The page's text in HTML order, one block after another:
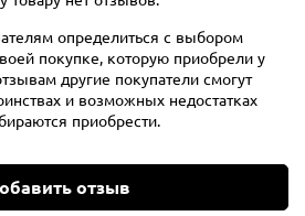
определиться с выбором
покупке, которую приобрели у
другие покупатели смогут
и возможных недостатках
приобрести.
отзыв